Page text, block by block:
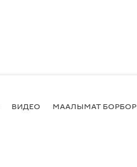
ВИДЕО МААЛЫМАТ БОРБОР